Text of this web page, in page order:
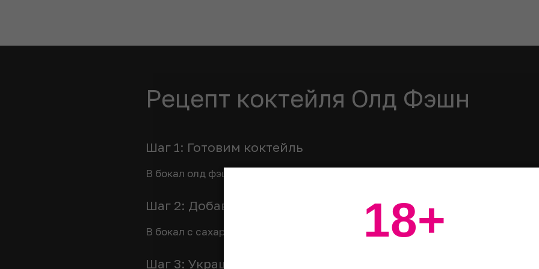
Рецепт коктейля Олд Фэшн
Шаг 1: Готовим коктейль
В бокал олд фэшн положить кубик сахара, добавить воду и биттер,
Шаг 2: Добавляем виски
В бокал с сахаром налить виски, добавить лед и хорошо размешать.
Шаг 3: Украшаем коктейль
18+